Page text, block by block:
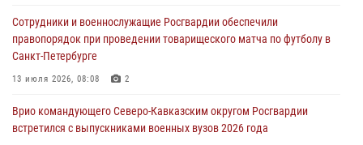
угрожавшего подростку травматическим пистолетом
06 августа 2026, 11:33 1
В Зауралье при содействии СОБР Росгвардии ликвидирована
06 августа 2026, 11:27
Сотрудники и военнослужащие Росгвардии обеспечили
правопорядок при проведении товарищеского матча по футболу в
Санкт-Петербурге
13 июля 2026, 08:08 2
Врио командующего Северо-Кавказским округом Росгвардии
встретился с выпускниками военных вузов 2026 года